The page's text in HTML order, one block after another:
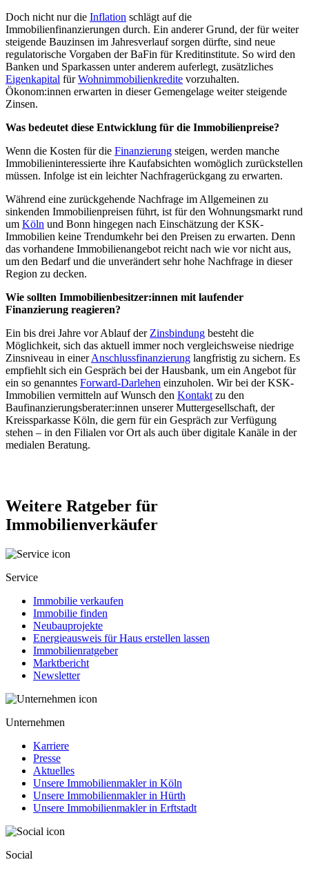
Doch nicht nur die Inflation schlägt auf die
Immobilienfinanzierungen durch. Ein anderer Grund, der für weiter
steigende Bauzinsen im Jahresverlauf sorgen dürfte, sind neue
regulatorische Vorgaben der BaFin für Kreditinstitute. So wird den
Banken und Sparkassen unter anderem auferlegt, zusätzliches
Eigenkapital fürWohnimmobilienkredite vorzuhalten.
Ökonom:innen erwarten in dieser Gemengelage weiter steigende
Zinsen.
Was bedeutet diese Entwicklung für die Immobilienpreise?
Wenn die Kosten für die Finanzierung steigen, werden manche
Immobilieninteressierte ihre Kaufabsichten womöglich zurückstellen
müssen. Infolge ist ein leichter Nachfragerückgang zu erwarten.
Während eine zurückgehende Nachfrage im Allgemeinen zu
sinkenden Immobilienpreisen führt, ist für den Wohnungsmarkt rund
um Köln und Bonn hingegen nach Einschätzung der KSK-
Immobilien keine Trendumkehr bei den Preisen zu erwarten. Denn
das vorhandene Immobilienangebot reicht nach wie vor nicht aus,
um den Bedarf und die unverändert sehr hohe Nachfrage in dieser
Region zu decken.
Wie sollten Immobilienbesitzer:innen mit laufender
Finanzierung reagieren?
Ein bis drei Jahre vor Ablauf der Zinsbindung besteht die
Möglichkeit, sich das aktuell immer noch vergleichsweise niedrige
Zinsniveau in einerAnschlussfinanzierung langfristig zu sichern. Es
empfiehlt sich ein Gespräch bei der Hausbank, um ein Angebot für
ein so genanntes Forward-Darlehen einzuholen. Wir bei der KSK-
Immobilien vermitteln auf Wunsch den Kontakt zu den
Baufinanzierungsberater:innen unserer Muttergesellschaft, der
Kreissparkasse Köln, die gern für ein Gespräch zur Verfügung
stehen – in den Filialen vor Ort als auch über digitale Kanäle in der
medialen Beratung.
Weitere Ratgeber für
Immobilienverkäufer
Service
Immobilie verkaufen
Immobilie finden
Neubauprojekte
Energieausweis für Haus erstellen lassen
Immobilienratgeber
Marktbericht
Newsletter
Unternehmen
Karriere
Presse
Aktuelles
Unsere Immobilienmakler in Köln
Unsere Immobilienmakler in Hürth
Unsere Immobilienmakler in Erftstadt
Social